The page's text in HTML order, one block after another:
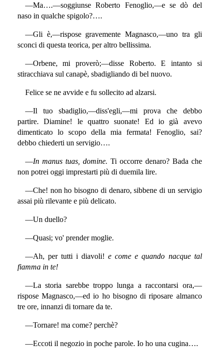
—Ma….—soggiunse Roberto Fenoglio,—e se dò del
naso in qualche spigolo?….
—Gli è,—rispose gravemente Magnasco,—uno tra gli
sconci di questa teorica, per altro bellissima.
—Orbene, mi proverò;—disse Roberto. E intanto si
stiracchiava sul canapè, sbadigliando di bel nuovo.
Felice se ne avvide e fu sollecito ad alzarsi.
—Il tuo sbadiglio,—diss'egli,—mi prova che debbo
partire. Diamine! le quattro suonate! Ed io già avevo
dimenticato lo scopo della mia fermata! Fenoglio, sai?
debbo chiederti un servigio….
—In manus tuas, domine. Ti occorre denaro? Bada che
non potrei oggi imprestarti più di duemila lire.
—Che! non ho bisogno di denaro, sibbene di un servigio
assai più rilevante e più delicato.
—Un duello?
—Quasi; vo' prender moglie.
—Ah, per tutti i diavoli!e come e quando nacque tal
fiamma in te!
—La storia sarebbe troppo lunga a raccontarsi ora,—
rispose Magnasco,—ed io ho bisogno di riposare almanco
tre ore, innanzi di tornare da te.
—Tornare! ma come? perchè?
—Eccoti il negozio in poche parole. Io ho una cugina….